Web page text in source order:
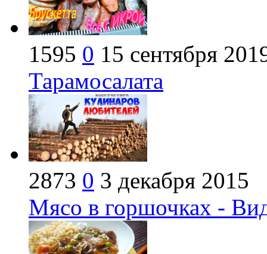
1595 0 15 сентября
Тарамосалата
2873 0 3 декабря 2015
Мясо в горшочках -